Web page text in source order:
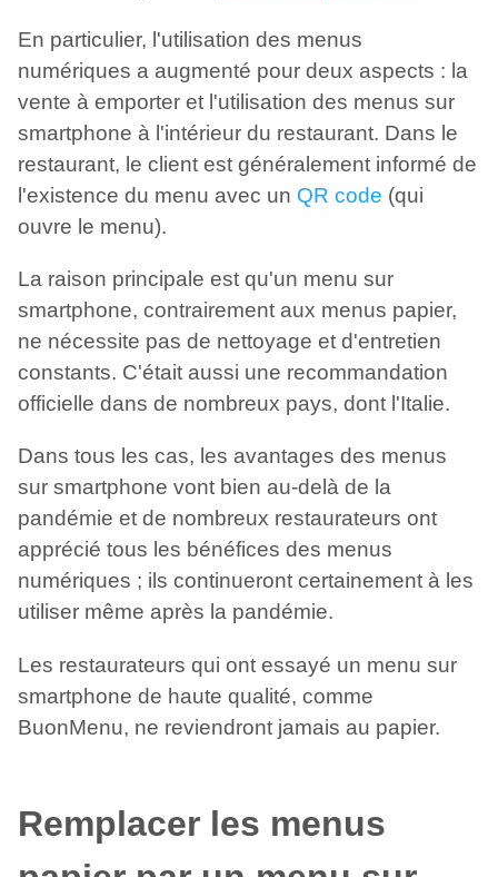
En particulier, l'utilisation des menus
numériques a augmenté pour deux aspects : la
vente à emporter et l'utilisation des menus sur
smartphone à l'intérieur du restaurant. Dans le
restaurant, le client est généralement informé de
l'existence du menu avec un QR code (qui
ouvre le menu).
La raison principale est qu'un menu sur
smartphone, contrairement aux menus papier,
ne nécessite pas de nettoyage et d'entretien
constants. C'était aussi une recommandation
officielle dans de nombreux pays, dont l'Italie.
Dans tous les cas, les avantages des menus
sur smartphone vont bien au-delà de la
pandémie et de nombreux restaurateurs ont
apprécié tous les bénéfices des menus
numériques ; ils continueront certainement à les
utiliser même après la pandémie.
Les restaurateurs qui ont essayé un menu sur
smartphone de haute qualité, comme
BuonMenu, ne reviendront jamais au papier.
Remplacer les menus